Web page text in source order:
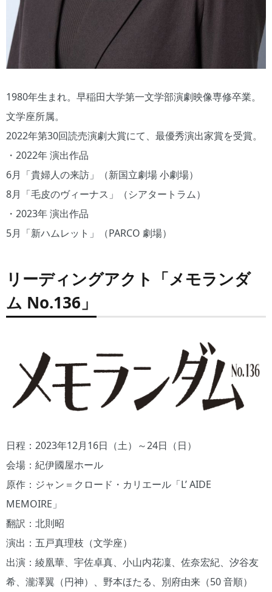
1980年生まれ。早稲田大学第一文学部演劇映像専修卒業。
文学座所属。
2022年第30回読売演劇大賞にて、最優秀演出家賞を受賞。
・2022年 演出作品
6月「貴婦人の来訪」（新国立劇場 小劇場）
8月「毛皮のヴィーナス」（シアタートラム）
・2023年 演出作品
5月「新ハムレット」（PARCO 劇場）
リーディングアクト「メモランダ
ム No.136」
日程：2023年12月16日（土）～24日（日）
会場：紀伊國屋ホール
原作：ジャン＝クロード・カリエール「L’ AIDE
MEMOIRE」
翻訳：北則昭
演出：五戸真理枝（文学座）
出演：綾凰華、宇佐卓真、小山内花凜、佐奈宏紀、汐谷友
希、瀧澤翼（円神）、野本ほたる、別府由来（50 音順）